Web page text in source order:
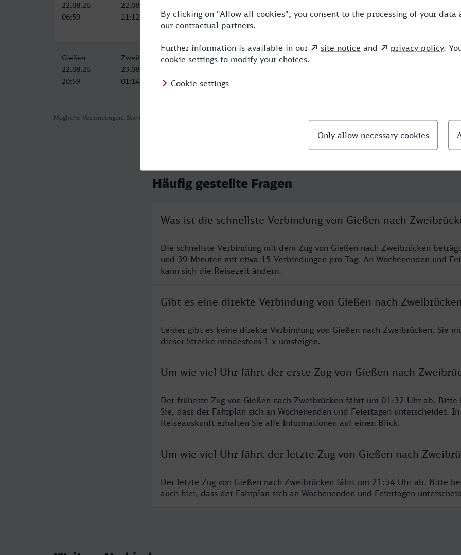
Mögliche Verbindungen, Stand: 2026-08-08 05:33
22.08.26
06:59
22.08.26
11:12
Gießen
22.08.26
20:59
Zweibrücken Hbf
23.08.26
01:14
4:15
Häufig gestellte Fragen
Was ist die schnellste Verbindung von Gießen nach
Die schnellste Verbindung mit dem Zug von Gießen nach Zweibrücken
und 39 Minuten mit etwa 15 Verbindungen pro Tag. An Wochenenden und
kann sich die Reisezeit ändern.
Gibt es eine direkte Verbindung von Gießen nach
Leider gibt es keine direkte Verbindung von Gießen nach Zweibrücken. Sie
dieser Strecke mindestens 1 x umsteigen.
Um wie viel Uhr fährt der erste Zug von Gießen nach
Der früheste Zug von Gießen nach Zweibrücken fährt um 01:32 Uhr ab. Bitte
Sie, dass der Fahrplan sich an Wochenenden und Feiertagen unterscheidet.
Reiseauskunft erhalten Sie alle Informationen auf einen Blick.
Um wie viel Uhr fährt der letzte Zug von Gießen nach
Der letzte Zug von Gießen nach Zweibrücken fährt um 21:54 Uhr ab. Bitte
auch hier, dass der Fahrplan sich an Wochenenden und Feiertagen